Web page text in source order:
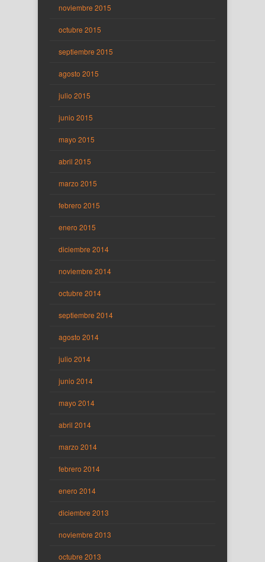
noviembre 2015
octubre 2015
septiembre 2015
agosto 2015
julio 2015
junio 2015
mayo 2015
abril 2015
marzo 2015
febrero 2015
enero 2015
diciembre 2014
noviembre 2014
octubre 2014
septiembre 2014
agosto 2014
julio 2014
junio 2014
mayo 2014
abril 2014
marzo 2014
febrero 2014
enero 2014
diciembre 2013
noviembre 2013
octubre 2013